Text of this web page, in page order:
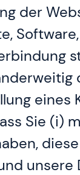
der
eines
Sie (i)